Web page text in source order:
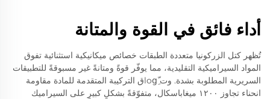
أداء فائق في القوة والمتانة
تُظهر كتل الزركونيا متعددة الطبقات خصائص ميكانيكية استثنائية تفوق
المواد السيراميكية التقليدية، مما يوفّر قوةً ومتانةً غير مسبوقةً للتطبيقات
السريرية المطلوبة بشدة. وت logِّق التركيبة المتقدمة للمادة مقاومة
انحناء تجاوز ١٢٠٠ ميغاباسكال، متفوّقةً بشكلٍ كبيرٍ على السيراميك